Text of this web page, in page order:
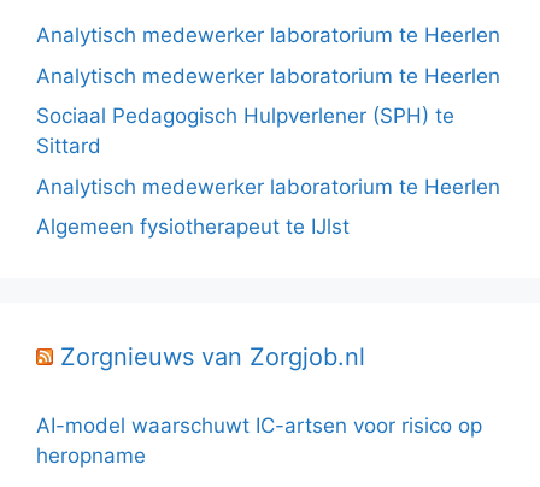
Analytisch medewerker laboratorium te Heerlen
Analytisch medewerker laboratorium te Heerlen
Sociaal Pedagogisch Hulpverlener (SPH) te
Sittard
Analytisch medewerker laboratorium te Heerlen
Algemeen fysiotherapeut te IJlst
Zorgnieuws van Zorgjob.nl
AI-model waarschuwt IC-artsen voor risico op
heropname